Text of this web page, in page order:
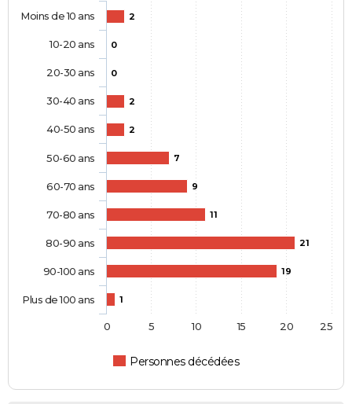
2
0
0
2
2
7
9
11
21
19
1
Personnes décédées
Moins de 10 ans
10-20 ans
20-30 ans
30-40 ans
40-50 ans
50-60 ans
60-70 ans
70-80 ans
80-90 ans
90-100 ans
Plus de 100 ans
0 5 10 15 20 25